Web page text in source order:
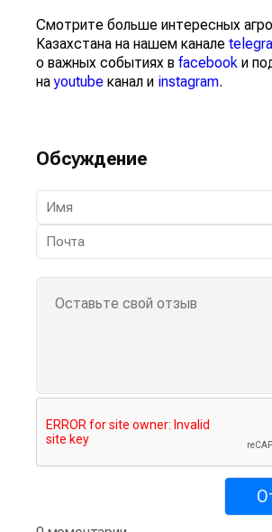
Смотрите больше интересных
Казахстана на нашем канале
о важных событиях в facebook и
наyoutube канал и instagram.
Обсуждение